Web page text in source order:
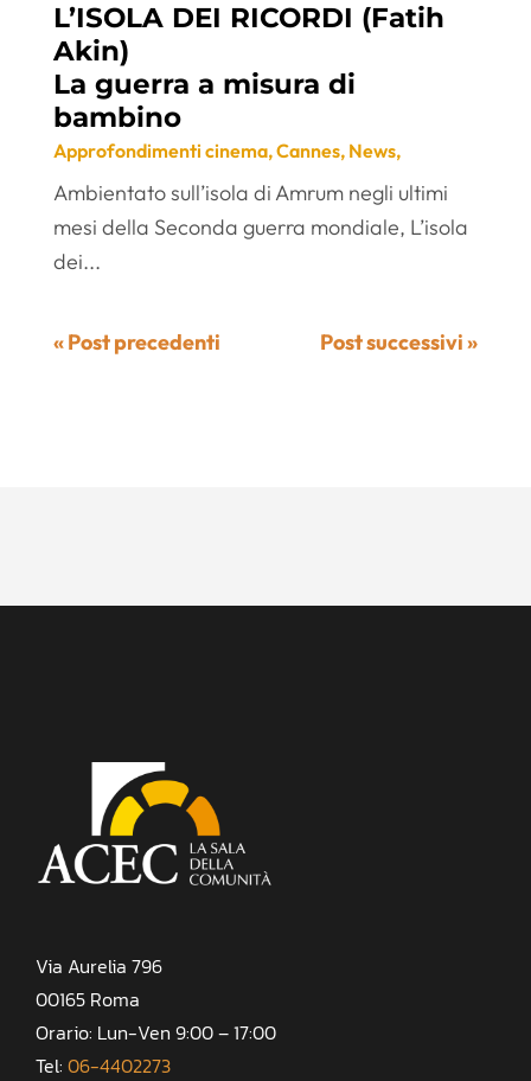
L’ISOLA DEI RICORDI (Fatih
Akin)
La guerra a misura di
bambino
Approfondimenti cinema,Cannes, News,
Ambientato sull’isola di Amrum negli ultimi
mesi della Seconda guerra mondiale, L’isola
dei...
« Post precedenti Post successivi »
Via Aurelia 796
00165 Roma
Orario: Lun-Ven 9:00 – 17:00
Tel: 06-4402273